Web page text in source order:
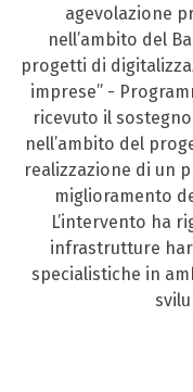
agevolazione
nell’ambito del
progetti di
imprese” -
ricevuto il
nell’ambito del
realizzazione di un
miglioramento
L’intervento ha
infrastrutture
specialistiche in